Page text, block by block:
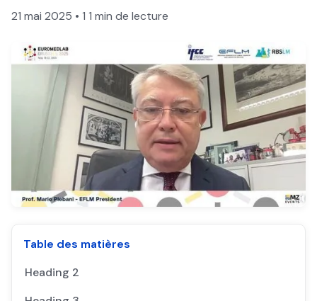
21 mai 2025 • 1 1 min de lecture
Table des matières
Heading 2